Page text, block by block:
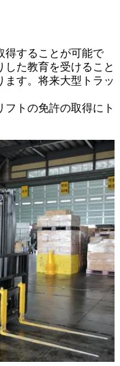
得することが可能で
た教育を受けること
ます。将来大型トラッ
フトの免許の取得にト